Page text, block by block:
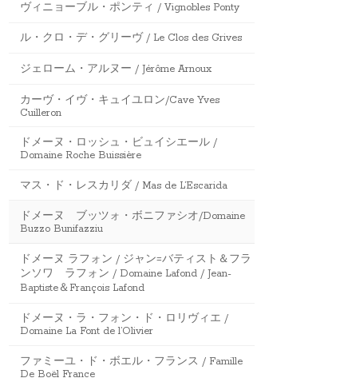
ヴィニョーブル・ポンティ / Vignobles Ponty
ル・クロ・デ・グリーヴ / Le Clos des Grives
ジェローム・アルヌー / Jérôme Arnoux
カーヴ・イヴ・キュイユロン/Cave Yves
Cuilleron
ドメーヌ・ロッシュ・ビュイシエール /
Domaine Roche Buissière
マス・ド・レスカリダ / Mas de L’Escarida
ドメーヌ ブッツォ・ボニファシオ/Domaine
Buzzo Bunifazziu
ドメーヌ ラフォン / ジャン=バティスト＆フラ
ンソワ ラフォン / Domaine Lafond / Jean-
Baptiste＆François Lafond
ドメーヌ・ラ・フォン・ド・ロリヴィエ /
Domaine La Font de l’Olivier
ファミーユ・ド・ボエル・フランス / Famille
De Boël France